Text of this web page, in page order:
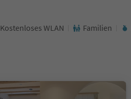
Kostenloses WLAN Familien